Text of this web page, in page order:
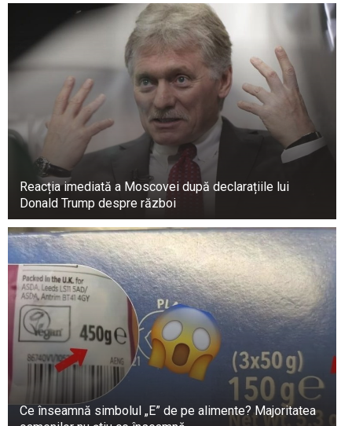
Reacția imediată a Moscovei după declarațiile lui
Donald Trump despre război
Ce înseamnă simbolul „E” de pe alimente? Majoritatea